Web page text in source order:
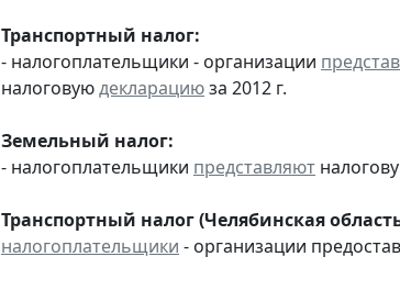
Транспортный налог:
- налогоплательщики - организации
налоговуюдекларациюза 2012 г.
Земельный налог:
- налогоплательщики представляют
Транспортный налог (Челябинская
налогоплательщики - организации